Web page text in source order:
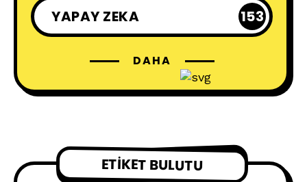
YAPAY ZEKA 153
DAHA
ETIKET BULUTU